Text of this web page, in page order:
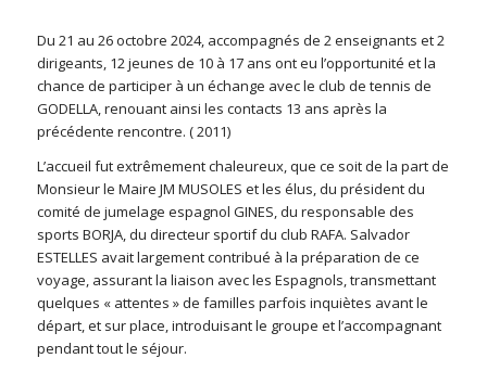
Du 21 au 26 octobre 2024, accompagnés de 2 enseignants et 2
dirigeants, 12 jeunes de 10 à 17 ans ont eu l’opportunité et la
chance de participer à un échange avec le club de tennis de
GODELLA, renouant ainsi les contacts 13 ans après la
précédente rencontre. ( 2011)
L’accueil fut extrêmement chaleureux, que ce soit de la part de
Monsieur le Maire JM MUSOLES et les élus, du président du
comité de jumelage espagnol GINES, du responsable des
sports BORJA, du directeur sportif du club RAFA. Salvador
ESTELLES avait largement contribué à la préparation de ce
voyage, assurant la liaison avec les Espagnols, transmettant
quelques « attentes » de familles parfois inquiètes avant le
départ, et sur place, introduisant le groupe et l’accompagnant
pendant tout le séjour.